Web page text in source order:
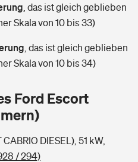
ist Ihr Haus?
finden
finden
ich im Alter?
das ist gleich geblieben
Skala von 10 bis 33)
das ist gleich geblieben
Skala von 10 bis 34)
Ford Escort
DIESEL), 51 kW,
/ 294)